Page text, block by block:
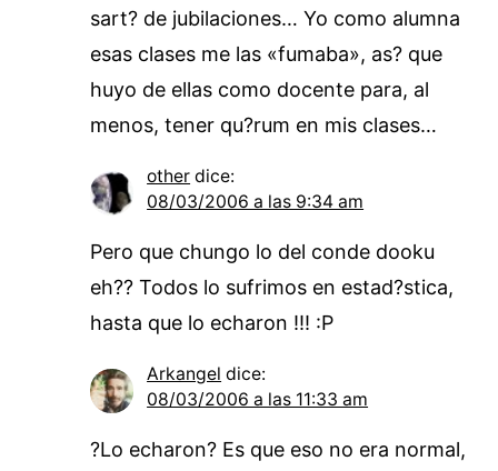
sart? de jubilaciones… Yo como alumna
esas clases me las «fumaba», as? que
huyo de ellas como docente para, al
menos, tener qu?rum en mis clases…
other dice:
08/03/2006 a las 9:34 am
Pero que chungo lo del conde dooku
eh?? Todos lo sufrimos en estad?stica,
hasta que lo echaron !!! :P
Arkangel dice:
08/03/2006 a las 11:33 am
?Lo echaron? Es que eso no era normal,